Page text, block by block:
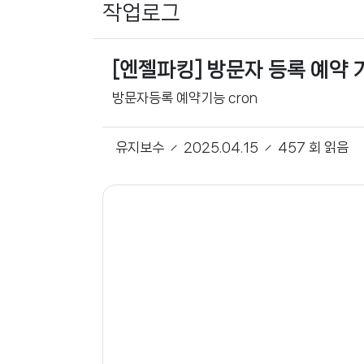
작업로그
[엔젤파킹] 방문자 등록 예약
방문자등록 예약기능 cron
유지보수 2025.04.15 457 회 읽음